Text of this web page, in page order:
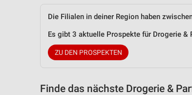
Die Filialen in deiner Region haben
Es gibt 3 aktuelle Prospekte für Drogerie &
ZU DEN PROSPEKTEN
Finde das nächste Drogerie &